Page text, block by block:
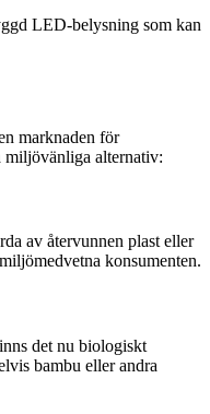
LED-belysning som kan
marknaden för
miljövänliga alternativ:
av återvunnen plast eller
konsumenten.
det nu biologiskt
bambu eller andra